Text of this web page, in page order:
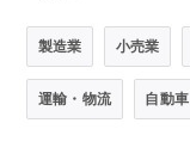
製造業 小売業
運輸・物流 自動車